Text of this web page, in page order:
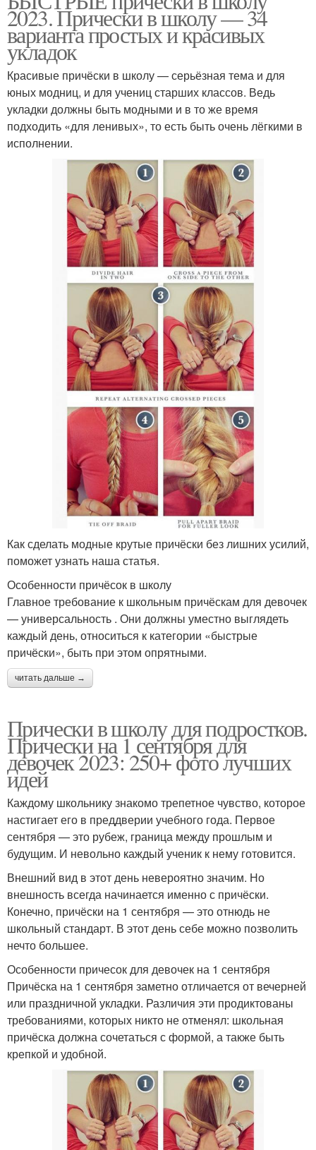
2023. Прически в школу — 34
варианта простых и красивых
укладок
Красивые причёски в школу — серьёзная тема и для
юных модниц, и для учениц старших классов. Ведь
укладки должны быть модными и в то же время
подходить «для ленивых», то есть быть очень лёгкими в
исполнении.
Как сделать модные крутые причёски без лишних усилий,
поможет узнать наша статья.
Особенности причёсок в школу
Главное требование к школьным причёскам для девочек
— универсальность . Они должны уместно выглядеть
каждый день, относиться к категории «быстрые
причёски», быть при этом опрятными.
читать дальше →
Прически в школу для подростков.
Прически на 1 сентября для
девочек 2023: 250+ фото лучших
идей
Каждому школьнику знакомо трепетное чувство, которое
настигает его в преддверии учебного года. Первое
сентября — это рубеж, граница между прошлым и
будущим. И невольно каждый ученик к нему готовится.
Внешний вид в этот день невероятно значим. Но
внешность всегда начинается именно с причёски.
Конечно, причёски на 1 сентября — это отнюдь не
школьный стандарт. В этот день себе можно позволить
нечто большее.
Особенности причесок для девочек на 1 сентября
Причёска на 1 сентября заметно отличается от вечерней
или праздничной укладки. Различия эти продиктованы
требованиями, которых никто не отменял: школьная
причёска должна сочетаться с формой, а также быть
крепкой и удобной.